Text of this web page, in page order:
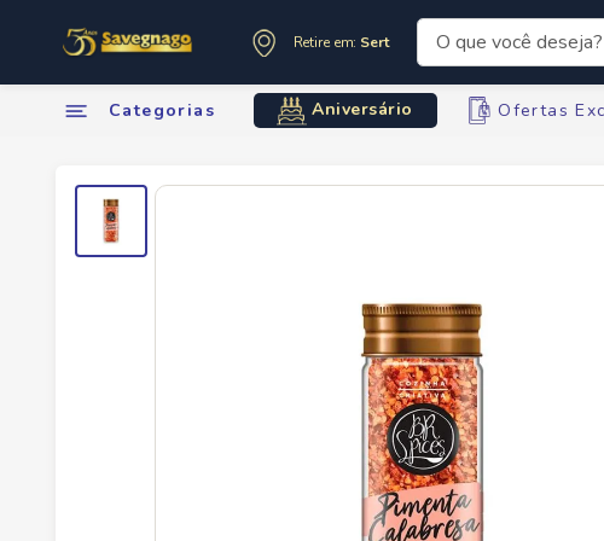
Retire em: Sertãozinho
O que você deseja?
Categorias Aniversário Ofertas
Termos mais
leite
3º
cerveja
7º
oleo
8º
leite integral
9º
10º